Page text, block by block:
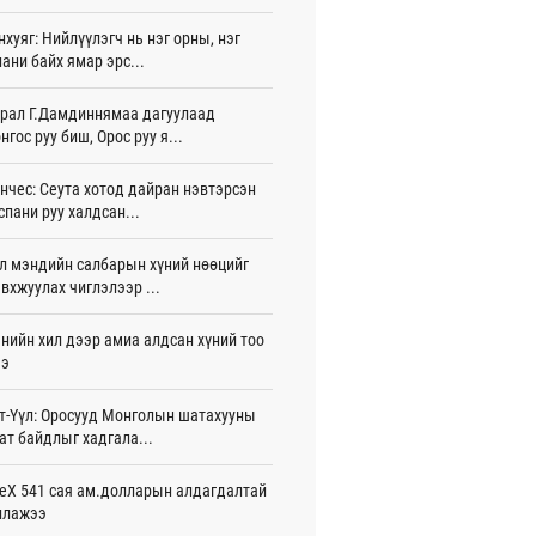
16 цаг 01 мин
Хасина Бангладешт эргэн ирэхээ
15 цаг 58 мин
15 цаг 54 мин
улсын хамтын ажиллагааны талаар
солилцов
сард Сүхбаатар боомтоор
Н.Амарзаяа: 32 хуудастай
дэвтэр долоо хоногт л дүүрдэг
15 цаг 31 мин
Нийлүүлэгч нь нэг орны, нэг
байх ямар эрс...
Г.Дамдиннямаа дагуулаад
руу биш, Орос руу я...
Сеута хотод дайран нэвтэрсэн
руу халдсан...
мэндийн салбарын хүний нөөцийг
чиглэлээр ...
хил дээр амиа алдсан хүний тоо
Үүл: Оросууд Монголын шатахууны
байдлыг хадгала...
541 сая ам.долларын алдагдалтай